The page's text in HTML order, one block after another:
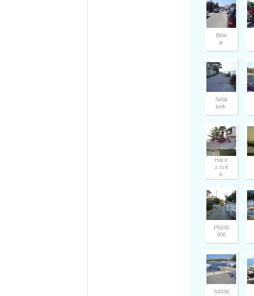
Bibin
je
Sétál
junk.
Hát e
z szé
p.
P5030
006
S4036